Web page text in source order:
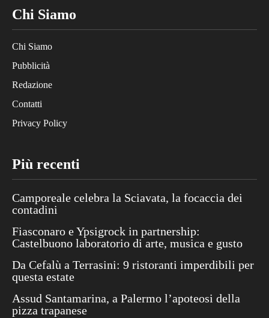
Chi Siamo
Chi Siamo
Pubblicità
Redazione
Contatti
Privacy Policy
Più recenti
Camporeale celebra la Sciavata, la focaccia dei
contadini
Fiasconaro e Ypsigrock in partnership:
Castelbuono laboratorio di arte, musica e gusto
Da Cefalù a Terrasini: 9 ristoranti imperdibili per
questa estate
Assud Santamarina, a Palermo l’apoteosi della
pizza trapanese